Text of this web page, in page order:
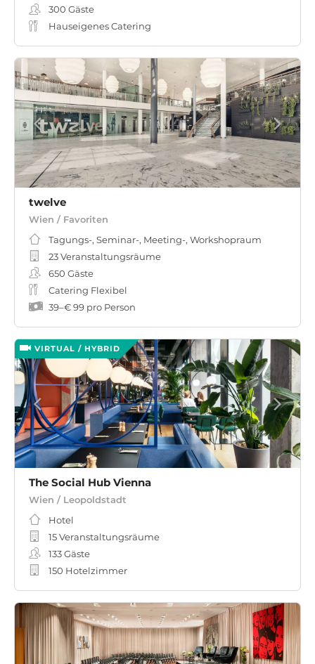
300 Gäste
Hauseigenes Catering
twelve
Wien / Favoriten
Tagungs-, Seminar-, Meeting-, Workshopraum
23 Veranstaltungsräume
650 Gäste
Catering Flexibel
39–€ 99 pro Person
VIRTUAL / HYBRID
The Social Hub Vienna
Wien / Leopoldstadt
Hotel
15 Veranstaltungsräume
133Gäste
150 Hotelzimmer